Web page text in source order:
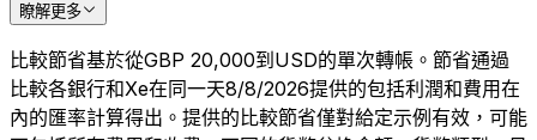
瞭解更多
比較節省基於從GBP 20,000到USD的單次轉帳。節省通過
比較各銀行和Xe在同一天8/8/2026提供的包括利潤和費用在
內的匯率計算得出。提供的比較節省僅對給定示例有效，可能